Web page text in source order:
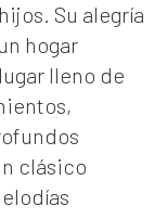
Su alegría
hogar
lleno de
clásico